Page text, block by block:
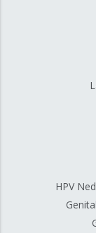
HPV